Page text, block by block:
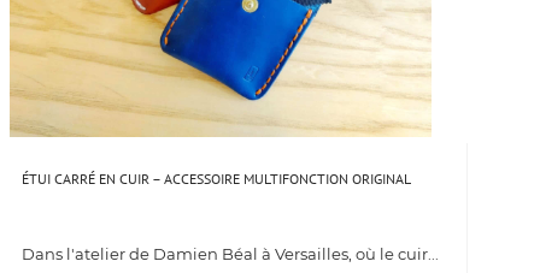
ÉTUI CARRÉ EN CUIR – ACCESSOIRE MULTIFONCTION ORIGINAL
Dans l'atelier de Damien Béal à Versailles, où le cuir...